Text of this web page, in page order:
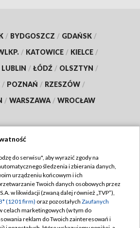
/ BYDGOSZCZ / GDAŃSK /
/ KATOWICE / KIELCE /
LUBLIN / ŁÓDŹ / OLSZTYN /
/ POZNAŃ / RZESZÓW /
/ WARSZAWA / WROCŁAW
TVP
TVP
Regulamin TVP
prywatności
Moje zgody
do serwisu", aby wyrazić zgody na
śledzenia i zbierania danych,
urządzeniu końcowym i ich
Twoich danych osobowych przez
w likwidacji (zwaną dalej również „TVP”),
(1201 firm) oraz pozostałych Zaufanych
celach marketingowych (w tym do
reklam do Twoich zainteresowań i